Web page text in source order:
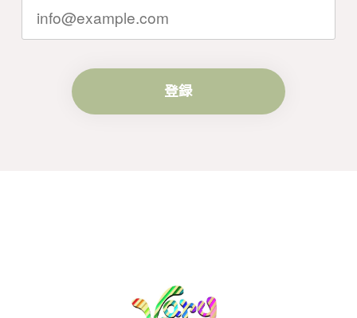
き続きどうぞよろしくお願い申し上げま
す。
この度は梨の花の指輪をお選びいただ
き、誠にありがとうございました。お客
登録